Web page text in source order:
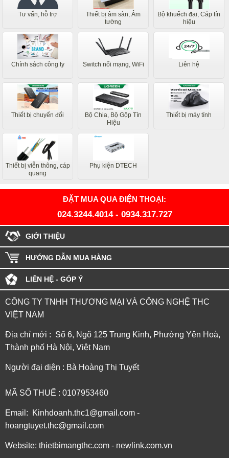
Tư vấn, hỗ trợ
Thiết bị âm sàn, Âm
tường
Bộ khuếch đại, Cáp tín
hiệu
Chính sách công ty Switch nối mạng, WiFi Liên hệ
Thiết bị chuyển đổi
Bộ Chia, Bộ Gộp Tín
Hiệu
Thiết bị máy tính
Thiết bị viễn thông, cáp
quang
Phụ kiện DTECH
ĐẶT MUA QUA ĐIỆN THOẠI:
024.3244.4014- 0934.317.727
GIỚI THIỆU
HƯỚNG DẪN MUA HÀNG
LIÊN HỆ - GÓP Ý
CÔNG TY TNHH THƯƠNG MẠI VÀ CÔNG NGHỆ THC
VIỆT NAM
Địa chỉ mới : Số 6, Ngõ 125 Trung Kinh, Phường Yên Hoà,
Thành phố Hà Nội, Việt Nam
Người đại diện : Bà Hoàng Thị Tuyết
MÃ SỐ THUẾ : 0107953460
Email: Kinhdoanh.thc1@gmail.com -
hoangtuyet.thc@gmail.com
Website: thietbimangthc.com - newlink.com.vn